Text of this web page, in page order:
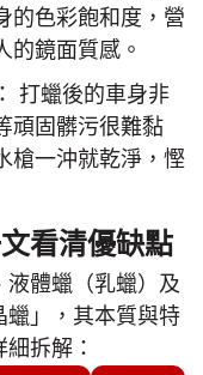
的色彩飽和度，營
的鏡面質感。
打蠟後的車身非
頑固髒污很難黏
槍一沖就乾淨，慳
看清優缺點
液體蠟（乳蠟）及
蠟」，其本質與特
拆解：